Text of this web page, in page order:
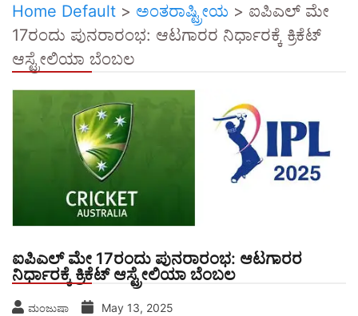
Home Default > ಅಂತರಾಷ್ಟ್ರೀಯ > ಐಪಿಎಲ್ ಮೇ
17ರಂದು ಪುನರಾರಂಭ: ಆಟಗಾರರ ನಿರ್ಧಾರಕ್ಕೆ ಕ್ರಿಕೆಟ್
ಆಸ್ಟ್ರೇಲಿಯಾ ಬೆಂಬಲ
ಐಪಿಎಲ್ ಮೇ 17ರಂದು ಪುನರಾರಂಭ: ಆಟಗಾರರ
ನಿರ್ಧಾರಕ್ಕೆ ಕ್ರಿಕೆಟ್ ಆಸ್ಟ್ರೇಲಿಯಾ ಬೆಂಬಲ
ಮಂಜುಷಾ May 13, 2025